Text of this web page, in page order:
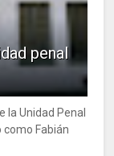
penal
la Unidad Penal
como Fabián